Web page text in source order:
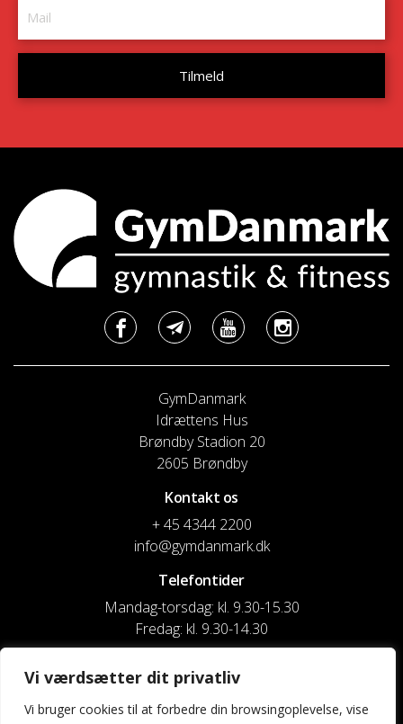
Vi værdsætter dit privatliv
Vi bruger cookies til at forbedre din browsingoplevelse, vise
GymDanmark
Idrættens Hus
Brøndby Stadion 20
2605 Brøndby
Kontakt os
+ 45 4344 2200
info@gymdanmark.dk
Telefontider
Mandag-torsdag: kl. 9.30-15.30
Fredag: kl. 9.30-14.30
CVR nr. 20916818
Reg. & Kontonr.: 4180 3119119022